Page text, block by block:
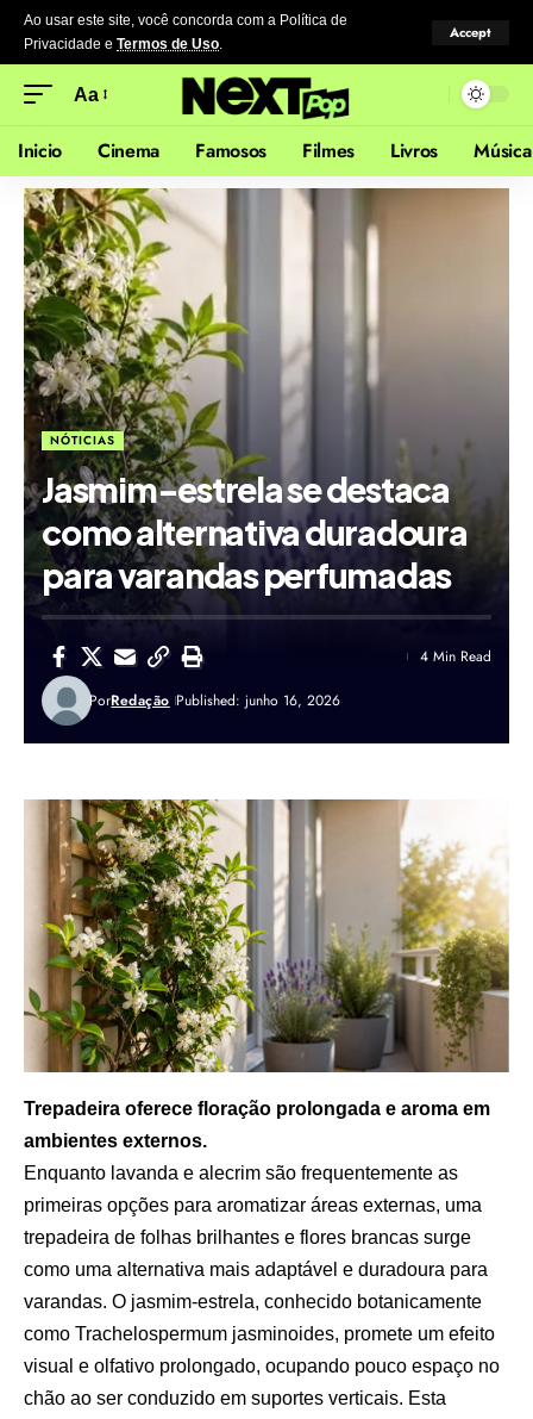
Ao usar este site, você concorda com a Política de
Privacidade e Termos de Uso.
Accept
Aa
Inicio Cinema Famosos Filmes Livros Música
NÓTICIAS
Jasmim-estrela se destaca
como alternativa duradoura
para varandas perfumadas
PorRedação Published: junho 16, 2026
4 Min Read
Trepadeira oferece floração prolongada e aroma em
ambientes externos.
Enquanto lavanda e alecrim são frequentemente as
primeiras opções para aromatizar áreas externas, uma
trepadeira de folhas brilhantes e flores brancas surge
como uma alternativa mais adaptável e duradoura para
varandas. O jasmim-estrela, conhecido botanicamente
como Trachelospermum jasminoides, promete um efeito
visual e olfativo prolongado, ocupando pouco espaço no
chão ao ser conduzido em suportes verticais. Esta